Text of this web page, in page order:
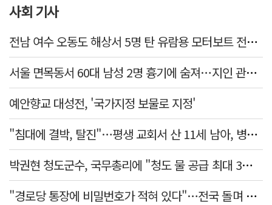
사회 기사
전남 여수 오동도 해상서 5명 탄 유람용 모터보트 전복…2명 숨져
서울 면목동서 60대 남성 2명 흉기에 숨져…지인 관계로 추정
예안향교 대성전, '국가지정 보물로 지정'
"침대에 결박, 탈진"…평생 교회서 산 11세 남아, 병원 이송 끝 숨져
박권현 청도군수, 국무총리에 "청도 물 공급 최대 3만t 늘려달라"
"경로당 통장에 비밀번호가 적혀 있다"…전국 돌며 경로당 13곳 턴 30대 구속